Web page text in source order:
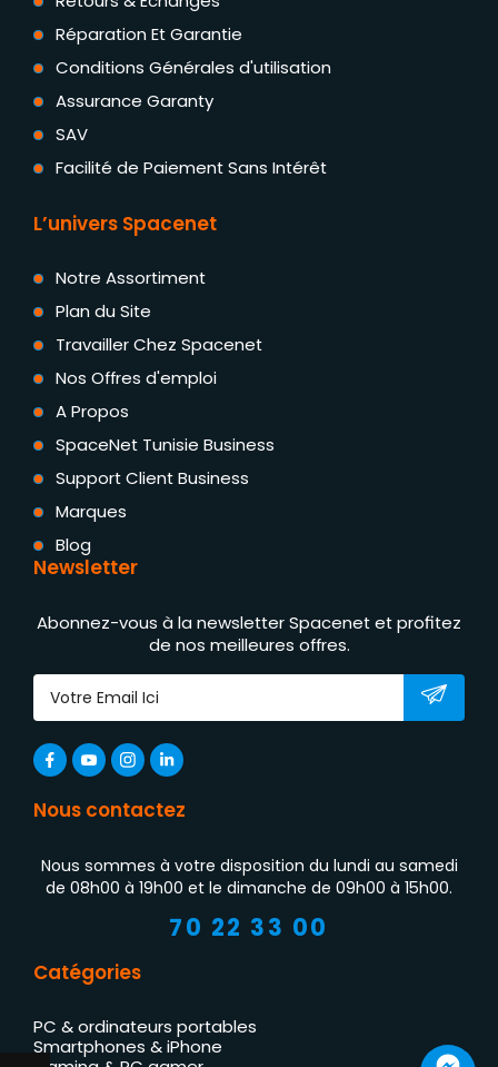
Réparation Et Garantie
Conditions Générales d'utilisation
Assurance Garanty
SAV
Facilité de Paiement Sans Intérêt
L’univers Spacenet
Notre Assortiment
Plan du Site
Travailler Chez Spacenet
Nos Offres d'emploi
A Propos
SpaceNet Tunisie Business
Support Client Business
Marques
Blog
Newsletter
Abonnez-vous à la newsletter Spacenet et profitez
de nos meilleures offres.
Nous contactez
Nous sommes à votre disposition du lundi au samedi
de 08h00 à 19h00 et le dimanche de 09h00 à 15h00.
70 22 33 00
Catégories
PC & ordinateurs portables
Smartphones & iPhone